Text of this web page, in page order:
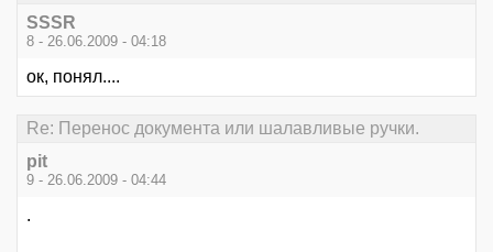
SSSR
8 - 26.06.2009 - 04:18
ок, понял....
Re: Перенос документа или шалавливые ручки.
pit
9 - 26.06.2009 - 04:44
.